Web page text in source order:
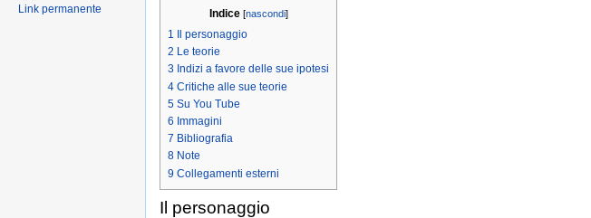
Indice [nascondi]
1
Il personaggio
2 Le teorie
3 Indizi a favore delle sue ipotesi
4 Critiche alle sue teorie
5 Su You Tube
6 Immagini
7 Bibliografia
8 Note
9 Collegamenti esterni
Il personaggio
Link permanente